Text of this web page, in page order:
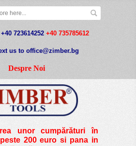
+40 723614252 +40 735785612
us to office@zimber.bg
Despre Noi
unor cumpărături în
200 euro si pana in